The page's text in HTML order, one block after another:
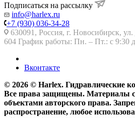
Подписаться на рассылку
info@harlex.ru
+7 (930) 036-34-28
630091, Россия, г. Новосибирск,
604 График работы: Пн. – Пт.: с 9:30
Вконтакте
© 2026 © Harlex. Гидравлические
Все права защищены. Материалы
объектами авторского права.
распространение, любое